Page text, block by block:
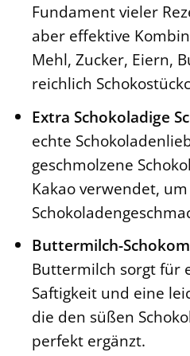
Fundament vieler
aber effektive
Mehl, Zucker, Eiern,
reichlich
Extra Schokoladige
echte
geschmolzene
Kakao verwendet,
Buttermilch-
Buttermilch sorgt für
Saftigkeit und eine
die den süßen
perfekt ergänzt.